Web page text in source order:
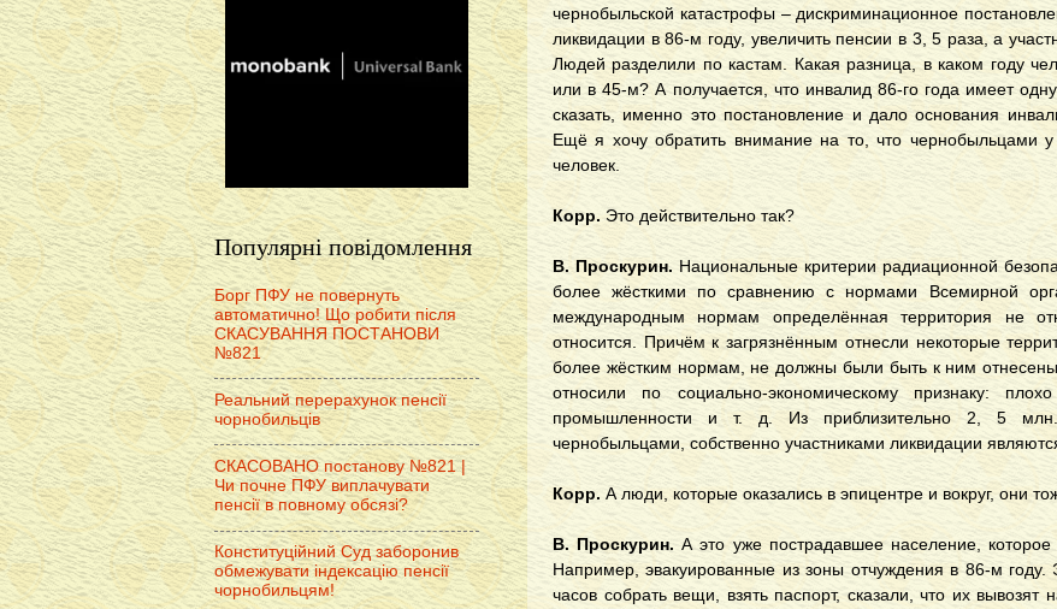
чернобыльской катастрофы – дискриминационное
ликвидации в 86-м году, увеличить пенсии в 3, 5 раза, а
Людей разделили по кастам. Какая разница, в каком году
или в 45-м? А получается, что инвалид 86-го года имеет
сказать, именно это постановление и дало основания
Ещё я хочу обратить внимание на то, что чернобыльцами
человек.
Корр. Это действительно так?
В. Проскурин. Национальные критерии радиационной
более жёсткими по сравнению с нормами Всемирной
международным нормам определённая территория не
относится. Причём к загрязнённым отнесли некоторые
более жёстким нормам, не должны были быть к ним
относили по социально-экономическому признаку:
промышленности и т. д. Из приблизительно 2, 5
чернобыльцами, собственно участниками ликвидации
Корр. А люди, которые оказались в эпицентре и вокруг, они
В. Проскурин. А это уже пострадавшее население,
Например, эвакуированные из зоны отчуждения в 86-м году.
часов собрать вещи, взять паспорт, сказали, что их
Популярні повідомлення
Борг ПФУ не повернуть
автоматично! Що робити після
СКАСУВАННЯ ПОСТАНОВИ
№821
Реальний перерахунок пенсії
чорнобильців
СКАСОВАНО постанову №821 |
Чи почне ПФУ виплачувати
пенсії в повному обсязі?
Конституційний Суд заборонив
обмежувати індексацію пенсії
чорнобильцям!